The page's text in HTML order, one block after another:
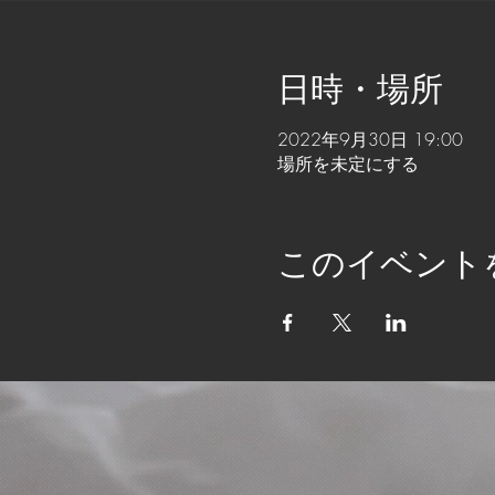
日時・場所
2022年9月30日 19:00
場所を未定にする
このイベント